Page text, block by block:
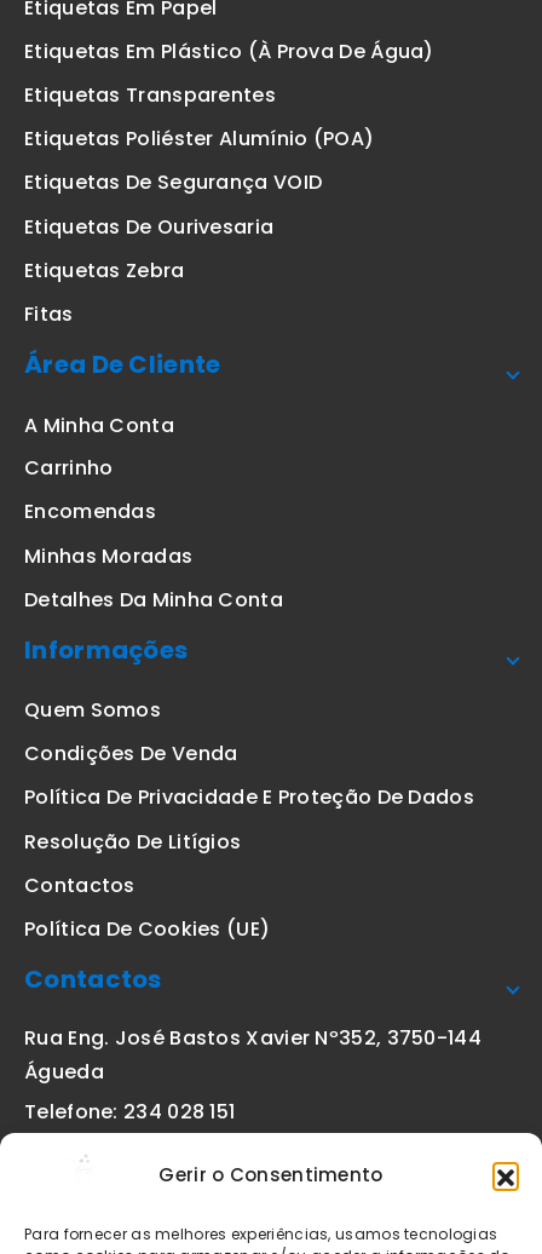
Gerir o Consentimento
Para fornecer as melhores experiências, usamos tecnologias
Etiquetas Em Papel
Etiquetas Em Plástico (à Prova De Água)
Etiquetas Transparentes
Etiquetas Poliéster Alumínio (POA)
Etiquetas De Segurança VOID
Etiquetas De Ourivesaria
Etiquetas Zebra
Fitas
Área De Cliente
A Minha Conta
Carrinho
Encomendas
Minhas Moradas
Detalhes Da Minha Conta
Informações
Quem Somos
Condições De Venda
Política De Privacidade E Proteção De Dados
Resolução De Litígios
Contactos
Política De Cookies (UE)
Contactos
Rua Eng. José Bastos Xavier Nº352, 3750-144
Águeda
Telefone: 234 028 151
geral@etiquetas-online.pt